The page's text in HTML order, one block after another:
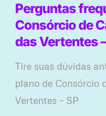
Perguntas
Consórcio de
das Vertentes
Tire suas dúvidas
plano ​de Consórcio
Vertentes – SP